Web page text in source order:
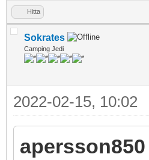
Hitta
Sokrates
Camping Jedi
2022-02-15, 10:02